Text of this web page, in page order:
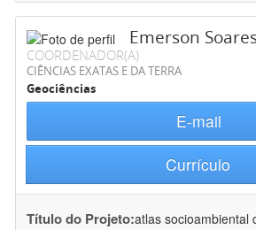
Emerson
COORDENADOR(A)
CIÊNCIAS EXATAS E DA TERRA
Geociências
E-mail
Currículo
Título do Projeto:atlas socioambiental